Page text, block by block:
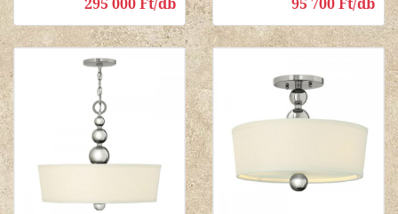
295 000 Ft/db 95 700 Ft/db